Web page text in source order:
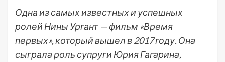
Одна из самых известных и успешных
ролей Нины Ургант — фильм «Время
первых», который вышел в 2017 году. Она
сыграла роль супруги Юрия Гагарина,